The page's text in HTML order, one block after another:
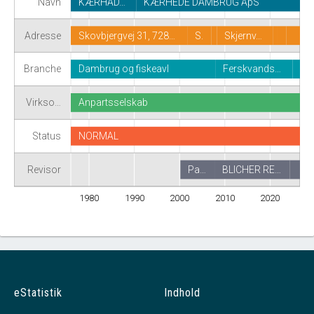
Adresse
Branche
Virkso…
Status
Revisor
1980 1990 2000 2010 2020
Skovbjergvej 31, 728… S. Skjernv…
Dambrug og fiskeavl Ferskvands…
Anpartsselskab
NORMAL
BLICHER RE…
Pa…
eStatistik Indhold